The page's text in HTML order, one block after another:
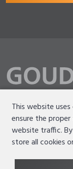
Disclaimer
Terms of use
This website
ensure the
website traffic.
store all cookies